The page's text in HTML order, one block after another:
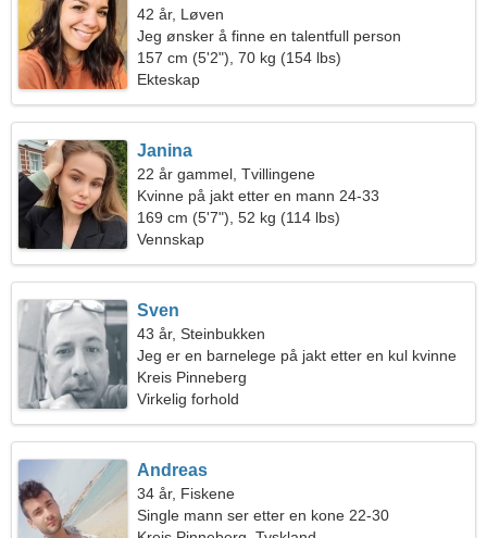
42 år, Løven
Jeg ønsker å finne en talentfull person
157 cm (5'2"), 70 kg (154 lbs)
Ekteskap
Janina
22 år gammel, Tvillingene
Kvinne på jakt etter en mann 24-33
169 cm (5'7"), 52 kg (114 lbs)
Vennskap
Sven
43 år, Steinbukken
Jeg er en barnelege på jakt etter en kul kvinne
Kreis Pinneberg
Virkelig forhold
Andreas
34 år, Fiskene
Single mann ser etter en kone 22-30